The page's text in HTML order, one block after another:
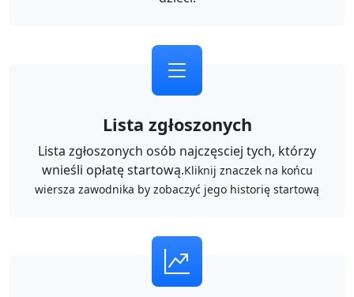
Lista zgłoszonych
Lista zgłoszonych osób najczęsciej tych, którzy
wnieśli opłatę startową.Kliknij znaczek na końcu
wiersza zawodnika by zobaczyć jego historię startową